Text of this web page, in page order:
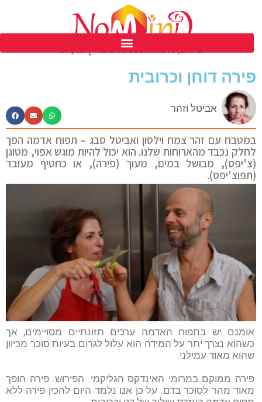
פירה דוחן וכרובית
אביטל וזהר
במטבח עם זהר צמח וילסון ואביטל סבג – תפוח אדמה הפך
לחלק נכבד מהארוחות שלנו. הוא יכול להיות מוגש אפוי, מטוגן
(צ'יפס), מבושל במים, מעוך (פירה), או כחטיף מעובד
(תפוצ'יפס).
אומנם יש בתפוח האדמה ערכים תזונתיים מסויימים, אך
כשהוא נצרך יתר על המידה הוא עלול לגרום בעיות סוכר מכיוון
שהוא מאוד עמילני.
פירה ממוקם במרומי האינדקס הגליקמי. הפירוש: פירה הופך
מאוד מהר לסוכר בדם. על כן אנו נלמד היום להכין פירה ללא